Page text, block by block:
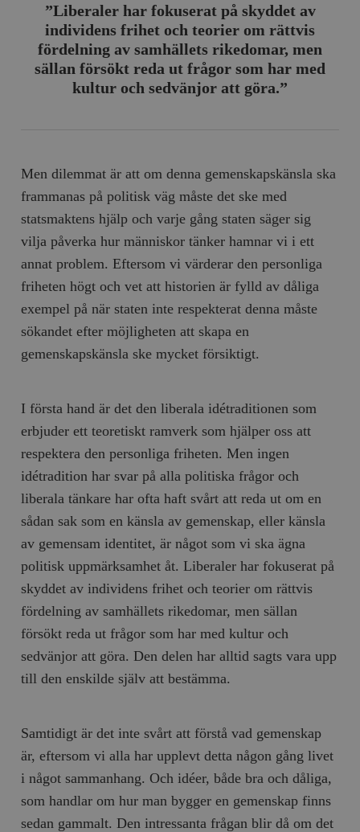
”Liberaler har fokuserat på skyddet av
individens frihet och teorier om rättvis
fördelning av samhällets rikedomar, men
sällan försökt reda ut frågor som har med
kultur och sedvänjor att göra.”
Men dilemmat är att om denna gemenskapskänsla ska
frammanas på politisk väg måste det ske med
statsmaktens hjälp och varje gång staten säger sig
vilja påverka hur människor tänker hamnar vi i ett
annat problem. Eftersom vi värderar den personliga
friheten högt och vet att historien är fylld av dåliga
exempel på när staten inte respekterat denna måste
sökandet efter möjligheten att skapa en
gemenskapskänsla ske mycket försiktigt.
I första hand är det den liberala idétraditionen som
erbjuder ett teoretiskt ramverk som hjälper oss att
respektera den personliga friheten. Men ingen
idétradition har svar på alla politiska frågor och
liberala tänkare har ofta haft svårt att reda ut om en
sådan sak som en känsla av gemenskap, eller känsla
av gemensam identitet, är något som vi ska ägna
politisk uppmärksamhet åt. Liberaler har fokuserat på
skyddet av individens frihet och teorier om rättvis
fördelning av samhällets rikedomar, men sällan
försökt reda ut frågor som har med kultur och
sedvänjor att göra. Den delen har alltid sagts vara upp
till den enskilde själv att bestämma.
Samtidigt är det inte svårt att förstå vad gemenskap
är, eftersom vi alla har upplevt detta någon gång livet
i något sammanhang. Och idéer, både bra och dåliga,
som handlar om hur man bygger en gemenskap finns
sedan gammalt. Den intressanta frågan blir då om det